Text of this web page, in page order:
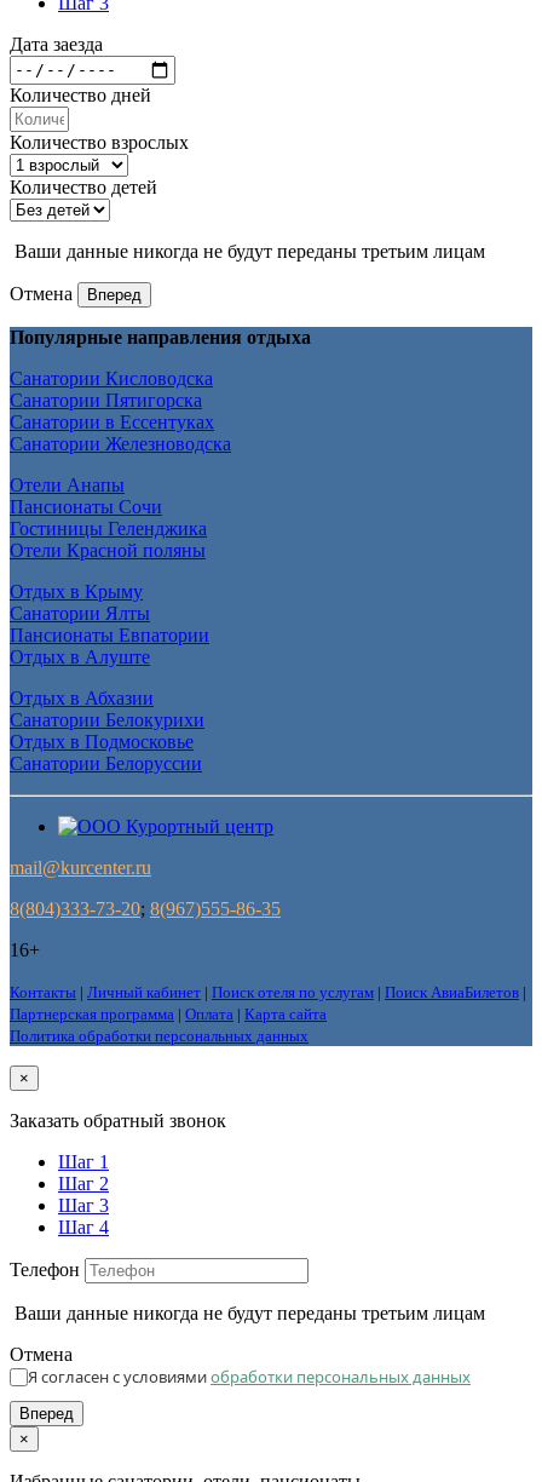
Дата заезда
Количество дней
Количество взрослых
Количество детей
Ваши данные никогда не будут переданы третьим лицам
Отмена Вперед
Популярные направления отдыха
Санатории Кисловодска
Санатории Пятигорска
Санатории в Ессентуках
Санатории Железноводска
Отели Анапы
Пансионаты Сочи
Гостиницы Геленджика
Отели Красной поляны
Отдых в Крыму
Санатории Ялты
Пансионаты Евпатории
Отдых в Алуште
Отдых в Абхазии
Санатории Белокурихи
Отдых в Подмосковье
Санатории Белоруссии
mail@kurcenter.ru
8(804)333-73-20; 8(967)555-86-35
16+
Контакты | Личный кабинет | Поиск отеля по услугам | Поиск АвиаБилетов |
Партнерская программа | Оплата | Карта сайта
Политика обработки персональных данных
×
Заказать обратный звонок
Шаг 1
Шаг 2
Шаг 3
Шаг 4
Телефон
Ваши данные никогда не будут переданы третьим лицам
Отмена
Я согласен с условиямиобработки персональных данных
Вперед
×